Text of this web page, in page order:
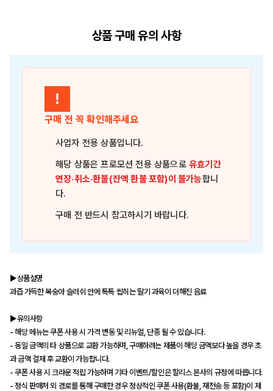
상품 구매 유의 사항
!
구매 전 꼭 확인해주세요
사업자 전용 상품입니다.
해당 상품은프로모션 전용 상품으로유효기간
연장·취소·환불(잔액 환불 포함)이 불가능합니
다.
구매 전 반드시 참고하시기 바랍니다.
▶상품설명
과즙 가득한 복숭아 슬러쉬 안에 톡톡 씹히는 딸기 과육이 더해진 음료
▶유의사항
- 해당 메뉴는 쿠폰 사용 시 가격 변동 및 리뉴얼, 단종 될 수 있습니다.
- 동일 금액의 타 상품으로 교환 가능하며, 구매하려는 제품이 해당 금액보다 높을 경우 초
과 금액 결제 후 교환이 가능합니다.
- 쿠폰 사용 시 크라운 적립 가능하며 기타 이벤트/할인은 할리스 본사의 규정에 따릅니다.
- 정식 판매처 외 경로를 통해 구매한 경우 정상적인 쿠폰 사용(환불, 재전송 등 포함)이 제